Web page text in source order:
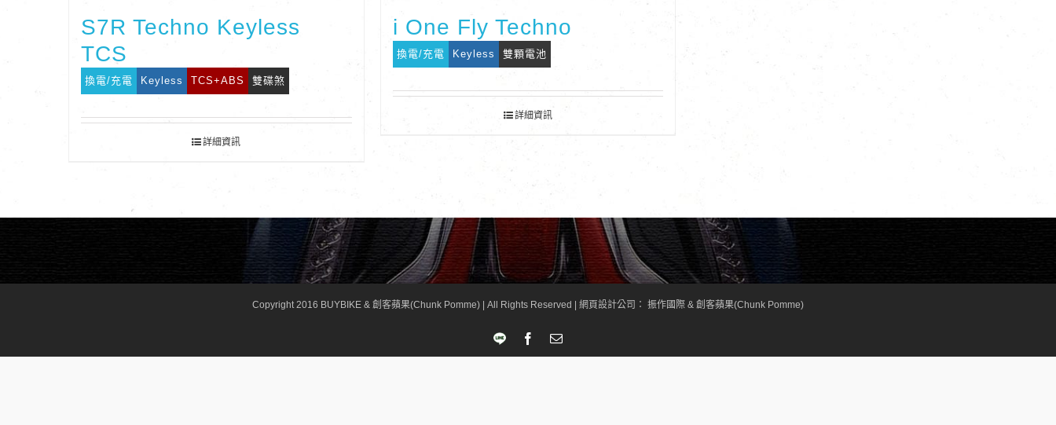
S7R Techno Keyless
TCS
換電/充電 Keyless TCS+ABS 雙碟煞
詳細資訊
i One Fly Techno
換電/充電 Keyless 雙顆電池
詳細資訊
Copyright 2016 BUYBIKE & 創客蘋果(Chunk Pomme) | All Rights Reserved | 網頁設計公司 ： 振作國際 & 創客蘋果(Chunk Pomme)
LINE FacebookEmail: